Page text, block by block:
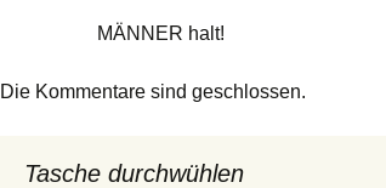
MÄNNER halt!
Die Kommentare sind geschlossen.
Tasche durchwühlen